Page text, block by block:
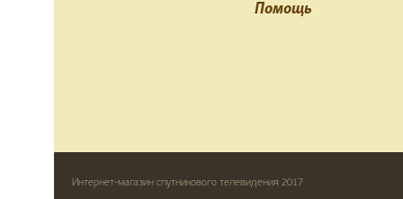
Помощь
Интернет-магазин спутникового телевидения 2017